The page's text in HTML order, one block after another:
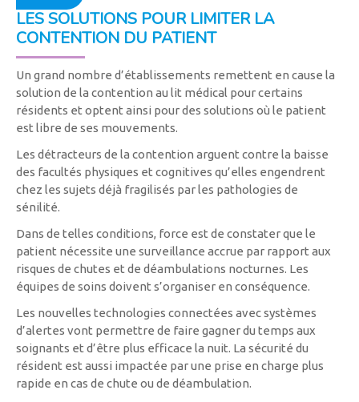
LES SOLUTIONS POUR LIMITER LA
CONTENTION DU PATIENT
Un grand nombre d’établissements remettent en cause la
solution de la contention au lit médical pour certains
résidents et optent ainsi pour des solutions où le patient
est libre de ses mouvements.
Les détracteurs de la contention arguent contre la baisse
des facultés physiques et cognitives qu’elles engendrent
chez les sujets déjà fragilisés par les pathologies de
sénilité.
Dans de telles conditions, force est de constater que le
patient nécessite une surveillance accrue par rapport aux
risques de chutes et de déambulations nocturnes. Les
équipes de soins doivent s’organiser en conséquence.
Les nouvelles technologies connectées avec systèmes
d’alertes vont permettre de faire gagner du temps aux
soignants et d’être plus efficace la nuit. La sécurité du
résident est aussi impactée par une prise en charge plus
rapide en cas de chute ou de déambulation.